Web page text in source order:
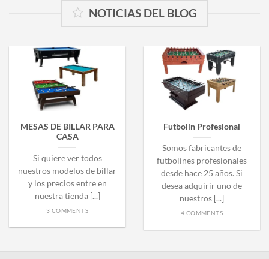
NOTICIAS DEL BLOG
MESAS DE BILLAR PARA
CASA
Si quiere ver todos
nuestros modelos de billar
y los precios entre en
nuestra tienda [...]
3 COMMENTS
Futbolín Profesional
Somos fabricantes de
futbolines profesionales
desde hace 25 años. Si
desea adquirir uno de
nuestros [...]
4 COMMENTS